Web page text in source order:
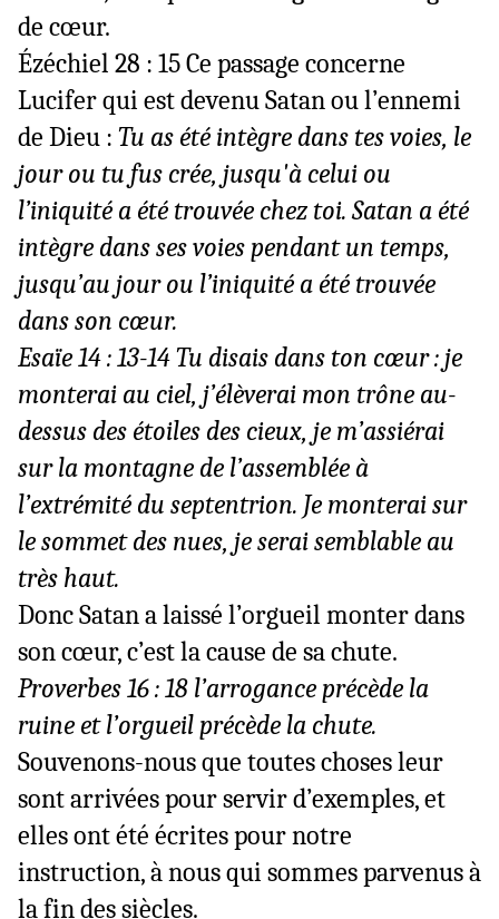
de cœur.
Ézéchiel 28 : 15 Ce passage concerne
Lucifer qui est devenu Satan ou l’ennemi
de Dieu : Tu as été intègre dans tes voies, le
jour ou tu fus crée, jusqu'à celui ou
l’iniquité a été trouvée chez toi. Satan a été
intègre dans ses voies pendant un temps,
jusqu’au jour ou l’iniquité a été trouvée
dans son cœur.
Esaïe 14 : 13-14Tu disais dans ton cœur : je
monterai au ciel, j’élèverai mon trône au-
dessus des étoiles des cieux, je m’assiérai
sur la montagne de l’assemblée à
l’extrémité du septentrion. Je monterai sur
le sommet des nues, je serai semblable au
très haut.
Donc Satan a laissé l’orgueil monter dans
son cœur, c’est la cause de sa chute.
Proverbes 16 : 18 l’arrogance précède la
ruine et l’orgueil précède la chute.
Souvenons-nous que toutes choses leur
sont arrivées pour servir d’exemples, et
elles ont été écrites pour notre
instruction, à nous qui sommes parvenus à
la fin des siècles.